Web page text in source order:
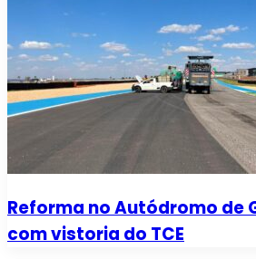
Reforma no Autódromo de
com vistoria do TCE